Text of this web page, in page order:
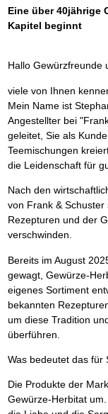
Eine über 40jährige
Kapitel beginnt
Hallo Gewürzfreunde
viele von Ihnen
Mein Name ist
Angestellter bei
geleitet, Sie als
Teemischungen
die Leidenschaft für
Nach den
von Frank &
Rezepturen und der
verschwinden.
Bereits im August
gewagt, Gewürze-
eigenes Sortiment
bekannten
um diese Tradition
überführen.
Was bedeutet das für
Die Produkte der
Gewürze-Herbitat